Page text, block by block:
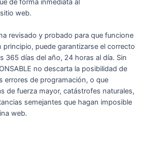
de forma inmediata al
web.
revisado y probado para que funcione
principio, puede garantizarse el correcto
365 días del año, 24 horas al día. Sin
no descarta la posibilidad de
errores de programación, o que
de fuerza mayor, catástrofes naturales,
semejantes que hagan imposible
web.